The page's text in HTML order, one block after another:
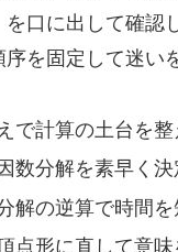
を口に出して確
を固定して迷い
で計算の土台を整
数分解を素早く決
解の逆算で時間を
点形に直して意味